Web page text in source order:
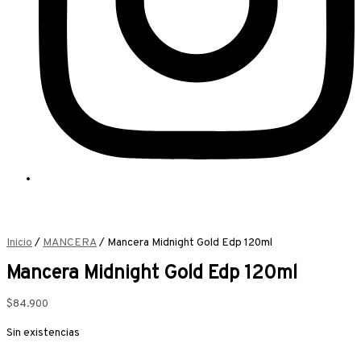
Inicio/ MANCERA/ Mancera Midnight Gold Edp 120ml
Mancera Midnight Gold Edp 120ml
$84.900
Sin existencias